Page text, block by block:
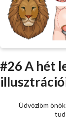
#26 A hét
Üdvözlöm